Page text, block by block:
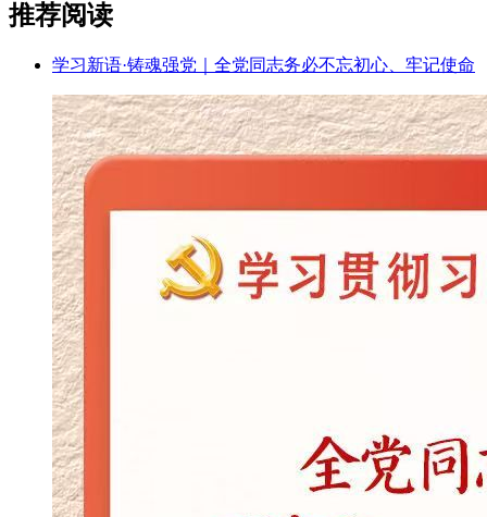
推荐阅读
学习新语·铸魂强党｜全党同志务必不忘初心、牢记使命